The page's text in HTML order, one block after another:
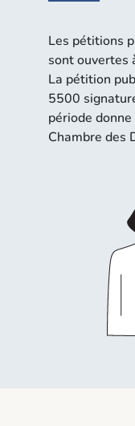
Les pétitions
sont ouvertes
La pétition
5500
période
Chambre des